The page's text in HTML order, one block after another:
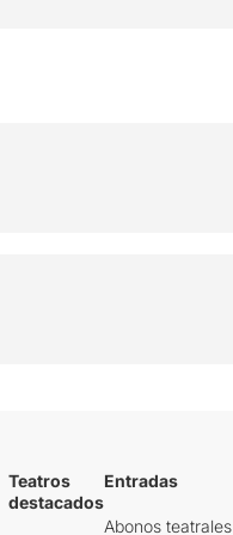
Teatros
destacados
Entradas
Abonos teatrales